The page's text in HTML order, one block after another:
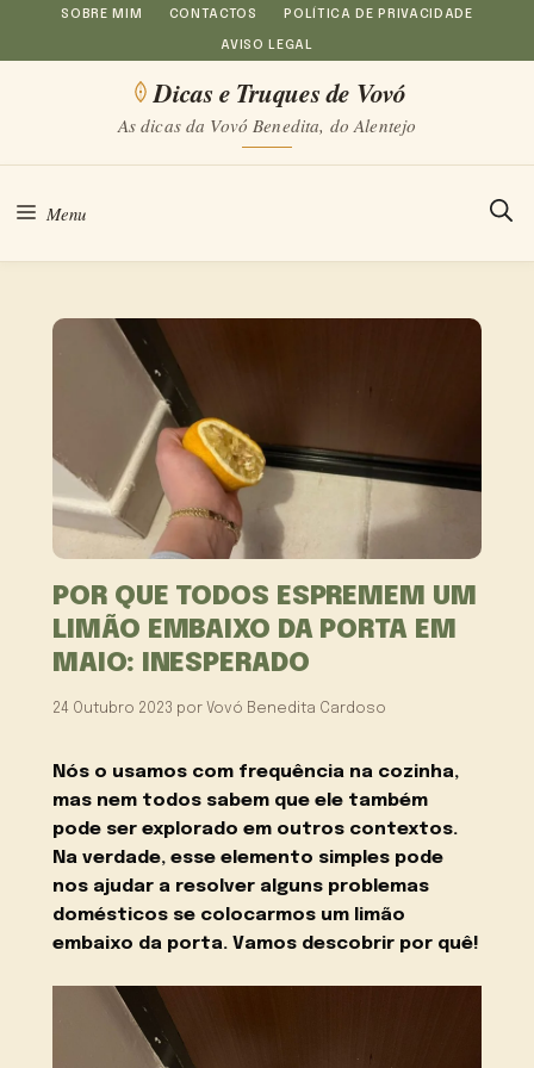
Saltar
para
conteúdo
SOBRE MIM CONTACTOS POLÍTICA DE PRIVACIDADE
AVISO LEGAL
Dicas e Truques de Vovó
As dicas da Vovó Benedita, do Alentejo
Menu
POR QUE TODOS ESPREMEM UM
LIMÃO EMBAIXO DA PORTA EM
MAIO: INESPERADO
24 Outubro 2023 por Vovó Benedita Cardoso
Nós o usamos com frequência na cozinha,
mas nem todos sabem que ele também
pode ser explorado em outros contextos.
Na verdade, esse elemento simples pode
nos ajudar a resolver alguns problemas
domésticos se colocarmos um limão
embaixo da porta. Vamos descobrir por quê!